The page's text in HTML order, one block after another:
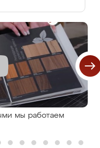
мы работаем